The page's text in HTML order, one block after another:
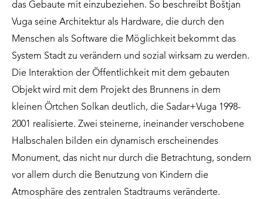
das Gebaute mit einzubeziehen. So beschreibt Boštjan
Vuga seine Architektur als Hardware, die durch den
Menschen als Software die Möglichkeit bekommt das
System Stadt zu verändern und sozial wirksam zu werden.
Die Interaktion der Öffentlichkeit mit dem gebauten
Objekt wird mit dem Projekt des Brunnens in dem
kleinen Örtchen Solkan deutlich, die Sadar+Vuga 1998-
2001 realisierte. Zwei steinerne, ineinander verschobene
Halbschalen bilden ein dynamisch erscheinendes
Monument, das nicht nur durch die Betrachtung, sondern
vor allem durch die Benutzung von Kindern die
Atmosphäre des zentralen Stadtraums veränderte.